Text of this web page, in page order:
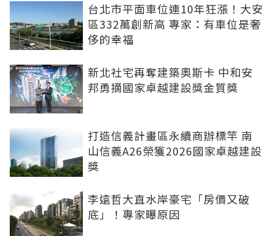
台北市平面車位連10年狂漲！大安
區332萬創新高 專家：有車位是奢
侈的幸福
新北社宅再奪建築奧斯卡 中和安
邦勇摘國家卓越建設獎金質獎
打造信義計畫區永續商辦標竿 南
山信義A26榮獲2026國家卓越建設
獎
李遠哲大直水岸豪宅「房價又破
底」！專家曝原因